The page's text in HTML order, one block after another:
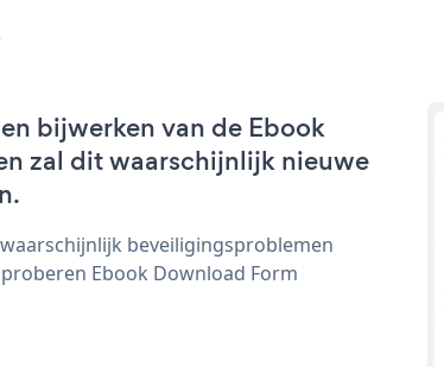
bijwerken van de Ebook
zal dit waarschijnlijk nieuwe
beveiligingsproblemen
Ebook Download Form